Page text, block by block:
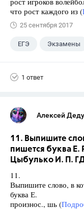
что рост каждого из (
25 сентября 2017
ЕГЭ Экзамены
1 ответ
Алексей
11. Выпишите
пишется буква Е.
Цыбулько И. П.
11.
Выпишите слово, в
буква Е.
произнос., шь (